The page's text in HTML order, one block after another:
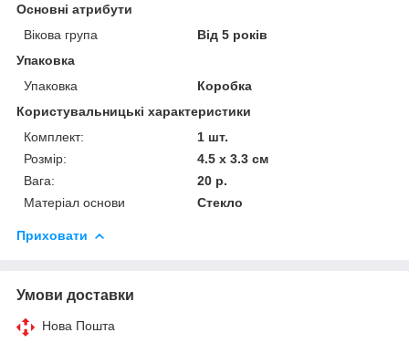
Основні атрибути
Вікова група
Від 5 років
Упаковка
Упаковка
Коробка
Користувальницькі характеристики
Комплект:
1 шт.
Розмір:
4.5 х 3.3 см
Вага:
20 р.
Матеріал основи
Стекло
Приховати
Умови доставки
Нова Пошта